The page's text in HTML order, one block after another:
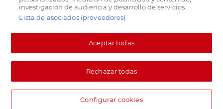
investigación de audiencia y desarrollo de servicios.
Lista de asociados (proveedores)
Aceptar todas
Rechazar todas
Configurar cookies